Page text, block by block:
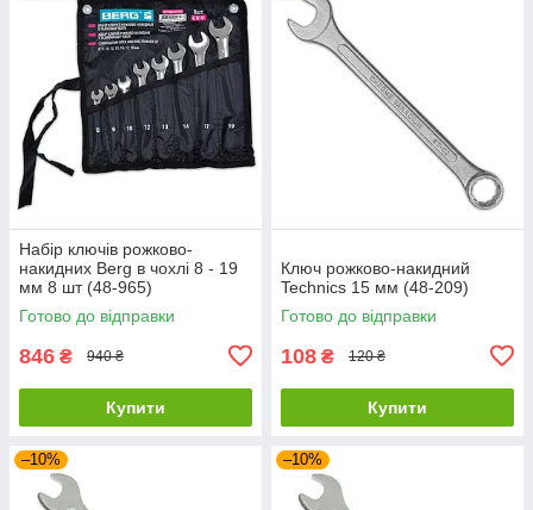
Набір ключів рожково-
накидних Berg в чохлі 8 - 19
мм 8 шт (48-965)
Готово до відправки
846 ₴ 940 ₴
Купити
Ключ рожково-накидний
Technics 15 мм (48-209)
Готово до відправки
108 ₴ 120 ₴
Купити
–10% –10%